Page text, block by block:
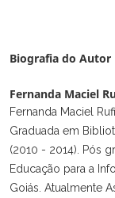
Biografia do Autor
Fernanda Maciel
Fernanda Maciel
Graduada em
(2010 - 2014). Pós
Educação para a
Goiás. Atualmente